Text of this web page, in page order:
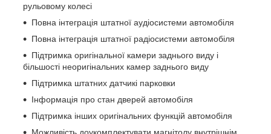
рульовому колесі
Повна інтеграція штатної аудіосистеми автомобіля
Повна інтеграція штатної радіосистеми автомобіля
Підтримка оригінальної камери заднього виду і
більшості неоригінальних камер заднього виду
Підтримка штатних датчикі парковки
Інформація про стан дверей автомобіля
Підтримка інших оригінальних функцій автомобіля
Можливість доукомплектувати магнітолу внутрішнім